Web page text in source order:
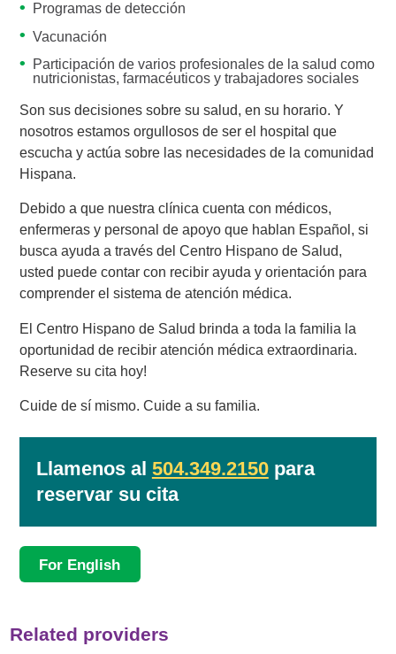
Programas de detección
Vacunación
Participación de varios profesionales de la salud como
nutricionistas, farmacéuticos y trabajadores sociales
Son sus decisiones sobre su salud, en su horario. Y
nosotros estamos orgullosos de ser el hospital que
escucha y actúa sobre las necesidades de la comunidad
Hispana.
Debido a que nuestra clínica cuenta con médicos,
enfermeras y personal de apoyo que hablan Español, si
busca ayuda a través del Centro Hispano de Salud,
usted puede contar con recibir ayuda y orientación para
comprender el sistema de atención médica.
El Centro Hispano de Salud brinda a toda la familia la
oportunidad de recibir atención médica extraordinaria.
Reserve su cita hoy!
Cuide de sí mismo. Cuide a su familia.
Llamenos al 504.349.2150para
reservar su cita
For English
Related providers